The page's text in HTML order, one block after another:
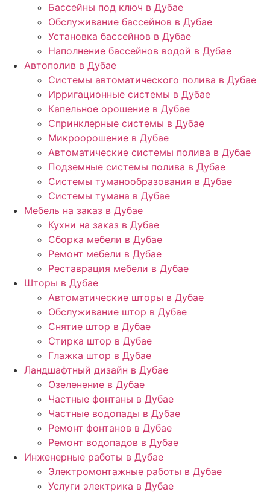
Бассейны под ключ в Дубае
Обслуживание бассейнов в Дубае
Установка бассейнов в Дубае
Наполнение бассейнов водой в Дубае
Автополив в Дубае
Системы автоматического полива в Дубае
Ирригационные системы в Дубае
Капельное орошение в Дубае
Спринклерные системы в Дубае
Микроорошение в Дубае
Автоматические системы полива в Дубае
Подземные системы полива в Дубае
Системы туманообразования в Дубае
Системы тумана в Дубае
Мебель на заказ в Дубае
Кухни на заказ в Дубае
Сборка мебели в Дубае
Ремонт мебели в Дубае
Реставрация мебели в Дубае
Шторы в Дубае
Автоматические шторы в Дубае
Обслуживание штор в Дубае
Снятие штор в Дубае
Стирка штор в Дубае
Глажка штор в Дубае
Ландшафтный дизайн в Дубае
Озеленение в Дубае
Частные фонтаны в Дубае
Частные водопады в Дубае
Ремонт фонтанов в Дубае
Ремонт водопадов в Дубае
Инженерные работы в Дубае
Электромонтажные работы в Дубае
Услуги электрика в Дубае